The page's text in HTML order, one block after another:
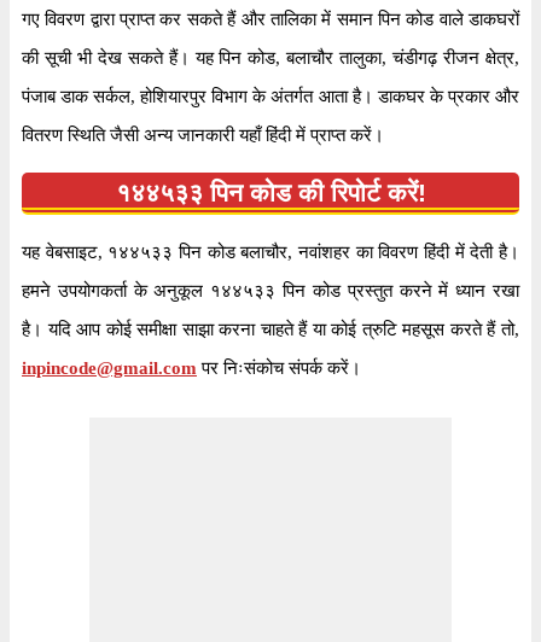
कार्यालय शाखा डाक घर
जानकारी
१४४५३३ पिन कोड पंजाब सर्कल के अंतर्गत आता है। कोड
के अंतिम ३ अंक रेल बी.ओ शाखा डाकघर को निर्दिष्ट हैं।
गए विवरण द्वारा प्राप्त कर सकते हैं और तालिका में समान पिन कोड वाले डाकघरों
की सूची भी देख सकते हैं। यह पिन कोड, बलाचौर तालुका, चंडीगढ़ रीजन क्षेत्र,
पंजाब डाक सर्कल, होशियारपुर विभाग के अंतर्गत आता है। डाकघर के प्रकार और
वितरण स्थिति जैसी अन्य जानकारी यहाँ हिंदी में प्राप्त करें।
१४४५३३ पिन कोड की रिपोर्ट करें!
यह वेबसाइट, १४४५३३ पिन कोड बलाचौर, नवांशहर का विवरण हिंदी में देती है।
हमने उपयोगकर्ता के अनुकूल १४४५३३ पिन कोड प्रस्तुत करने में ध्यान रखा
है। यदि आप कोई समीक्षा साझा करना चाहते हैं या कोई त्रुटि महसूस करते हैं तो,
inpincode@gmail.com पर निःसंकोच संपर्क करें।